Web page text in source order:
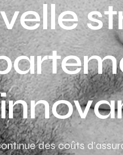
des coûts